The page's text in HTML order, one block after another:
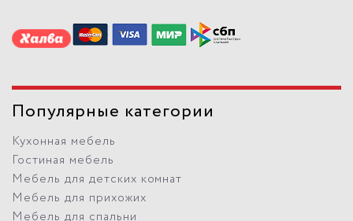
Популярные категории
Кухонная мебель
Гостиная мебель
Мебель для детских комнат
Мебель для прихожих
Мебель для спальни